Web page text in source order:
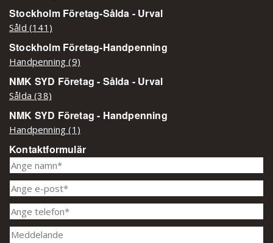
Stockholm Företag-Sålda - Urval
Såld (141)
Stockholm Företag-Handpenning
Handpenning (9)
NMK SYD Företag - Sålda - Urval
Sålda (38)
NMK SYD Företag - Handpenning
Handpenning (1)
Kontaktformulär